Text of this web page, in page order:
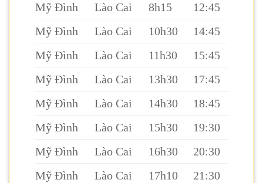
Mỹ Đình
Lào Cai 8h15
12:45
Mỹ Đình
Lào Cai 10h30
14:45
Mỹ Đình
Lào Cai 11h30
15:45
Mỹ Đình
Lào Cai 13h30
17:45
Mỹ Đình
Lào Cai 14h30
18:45
Mỹ Đình
Lào Cai 15h30
19:30
Mỹ Đình
Lào Cai 16h30
20:30
Mỹ Đình
Lào Cai 17h10
21:30